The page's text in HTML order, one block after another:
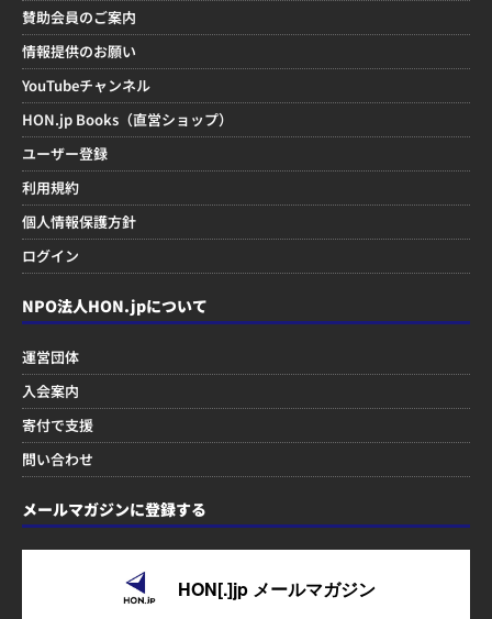
賛助会員のご案内
情報提供のお願い
YouTubeチャンネル
HON.jp Books（直営ショップ）
ユーザー登録
利用規約
個人情報保護方針
ログイン
NPO法人HON.jpについて
運営団体
入会案内
寄付で支援
問い合わせ
メールマガジンに登録する